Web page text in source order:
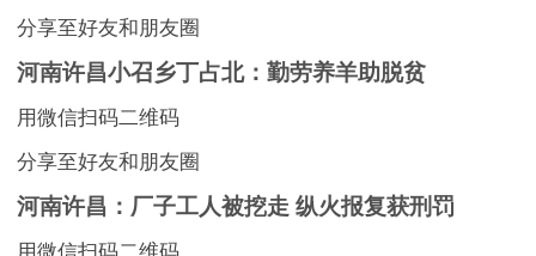
分享至好友和朋友圈
河南许昌小召乡丁占北：勤劳养羊助脱贫
用微信扫码二维码
分享至好友和朋友圈
河南许昌：厂子工人被挖走 纵火报复获刑罚